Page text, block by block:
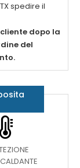
spedire il
dopo la
del